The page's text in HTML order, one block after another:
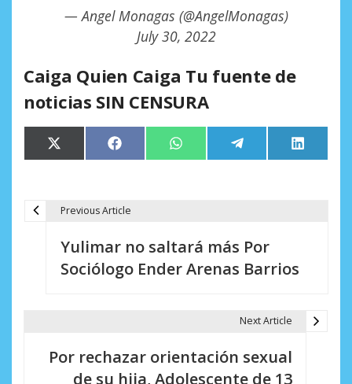
— Angel Monagas (@AngelMonagas)
July 30, 2022
Caiga Quien Caiga Tu fuente de
noticias SIN CENSURA
Compartir
en
X
(Twitter)
Compartir
en
Facebook Compartir
en
WhatsApp Compartir
en
Telegram
en
LinkedIn
Previous Article
Yulimar no saltará más Por
Sociólogo Ender Arenas Barrios
Next Article
Por rechazar orientación sexual
de su hija, Adolescente de 13